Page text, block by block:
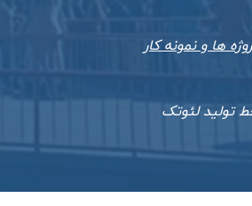
ها و نمونه کار
تولید لئوتک